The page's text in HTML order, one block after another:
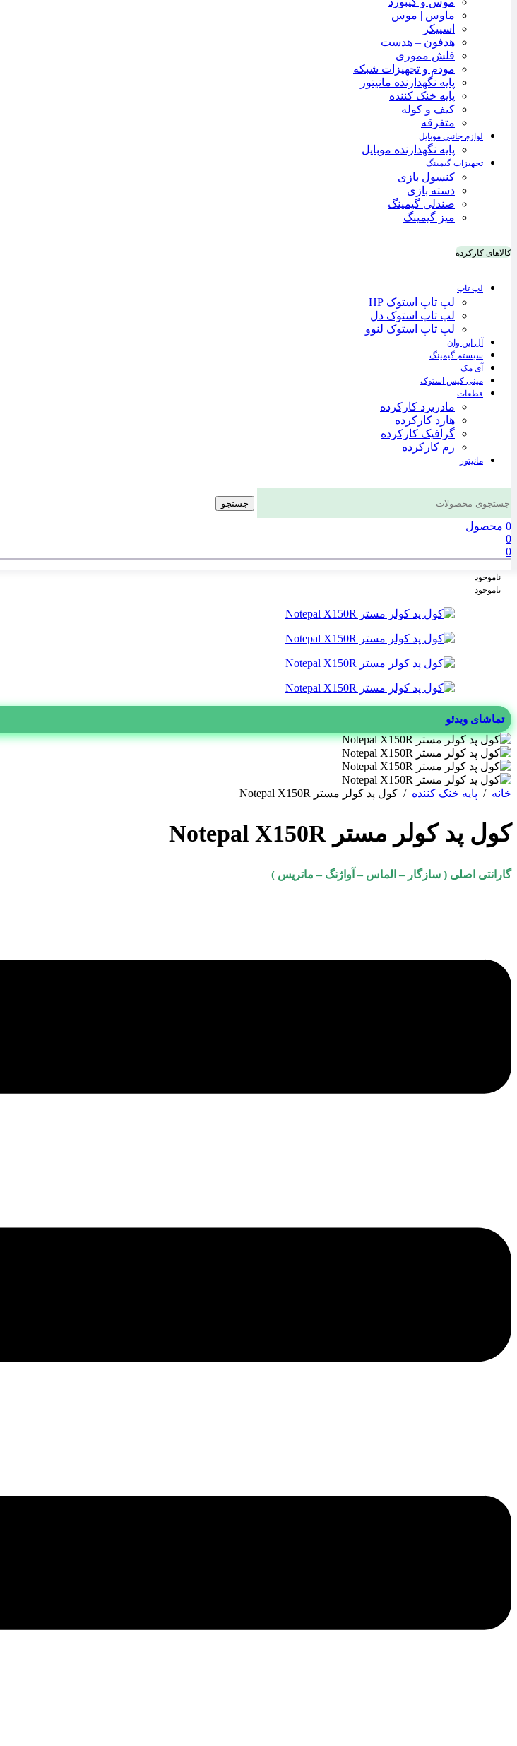
ماوس | موس
اسپیکر
هدفون – هدست
فلش مموری
مودم و تجهیزات شبکه
پایه نگهدارنده مانیتور
پایه خنک کننده
کیف و کوله
متفرقه
لوازم جانبی موبایل
پایه نگهدارنده موبایل
تجهیزات گیمینگ
کنسول بازی
دسته بازی
صندلی گیمینگ
میز گیمینگ
کالاهای کارکرده
لپ تاپ
لپ تاپ استوک HP
لپ تاپ استوک دل
لپ تاپ استوک لنوو
آل این وان
سیستم گیمینگ
آی مک
مینی کیس استوک
قطعات
مادربرد کارکرده
هارد کارکرده
گرافیک کارکرده
رم کارکرده
مانیتور
جستجو
0 محصول
0
0
ناموجود
ناموجود
تماشای ویدئو
خانه / پایه خنک کننده / کول پد کولر مستر Notepal X150R
کول پد کولر مستر Notepal X150R
گارانتی اصلی ( سازگار – الماس – آواژنگ – ماتریس )